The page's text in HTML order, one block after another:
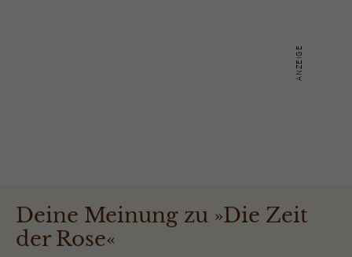
Deine Meinung zu »Die Zeit
der Rose«